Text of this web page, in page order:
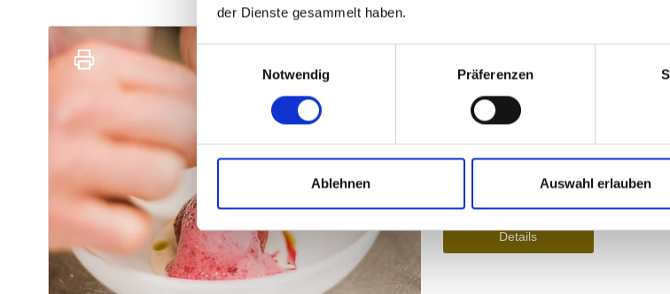
der Dienste gesammelt haben.
Notwendig
Präferenzen
Ablehnen Auswahl erlauben